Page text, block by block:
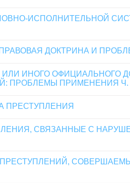
ИСПОЛНИТЕЛЬНОЙ
ДОКТРИНА И
ИНОГО ОФИЦИАЛЬНОГО
ПРИМЕНЕНИЯ Ч. 3
ПРЕСТУПЛЕНИЯ
СВЯЗАННЫЕ С